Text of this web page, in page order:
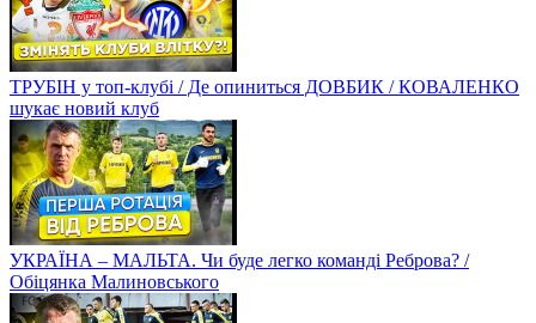
ТРУБІН у топ-клубі / Де опиниться ДОВБИК / КОВАЛЕНКО
шукає новий клуб
УКРАЇНА – МАЛЬТА. Чи буде легко команді Реброва? /
Обіцянка Малиновського